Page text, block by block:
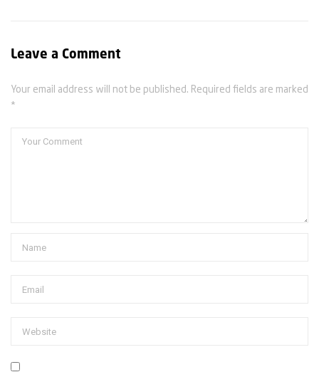
Leave a Comment
Your email address will not be published. Required fields are marked
*